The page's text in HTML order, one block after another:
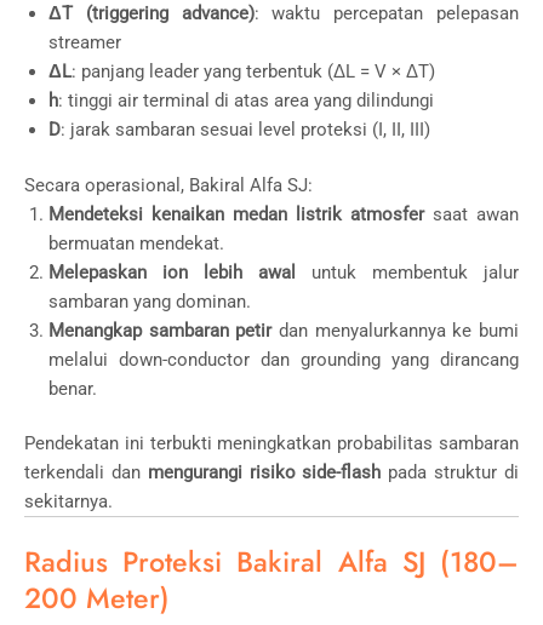
ΔT (triggering advance): waktu percepatan pelepasan
streamer
ΔL: panjang leader yang terbentuk (ΔL = V × ΔT)
h: tinggi air terminal di atas area yang dilindungi
D: jarak sambaran sesuai level proteksi (I, II, III)
Secara operasional, Bakiral Alfa SJ:
Mendeteksi kenaikan medan listrik atmosfersaat awan
bermuatan mendekat.
Melepaskan ion lebih awal
untuk membentuk jalur
sambaran yang dominan.
Menangkap sambaran petirdan menyalurkannya ke bumi
melalui down-conductor dan grounding yang dirancang
benar.
Pendekatan ini terbukti meningkatkan probabilitas sambaran
terkendali dan mengurangi risiko side-flash pada struktur di
sekitarnya.
Radius Proteksi Bakiral Alfa SJ (180–
200 Meter)